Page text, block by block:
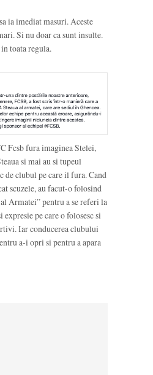
ia imediat masuri. Aceste
Si nu doar ca sunt insulte.
toata regula.
Fcsb fura imaginea Stelei,
si mai au si tupeul
de clubul pe care il fura. Cand
scuzele, au facut-o folosind
Armatei” pentru a se referi la
expresie pe care o folosesc si
Iar conducerea clubului
a-i opri si pentru a apara